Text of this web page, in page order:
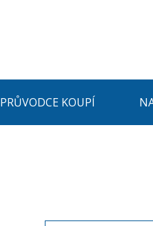
PRŮVODCE KOUPÍ